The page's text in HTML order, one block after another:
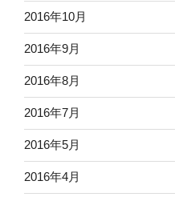
2016年10月
2016年9月
2016年8月
2016年7月
2016年5月
2016年4月